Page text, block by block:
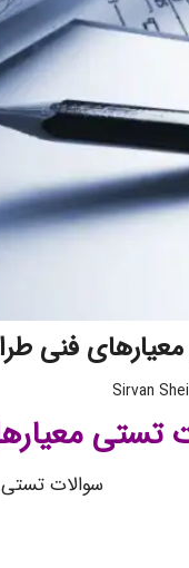
فنی
Sirvan
تستی
سوالات